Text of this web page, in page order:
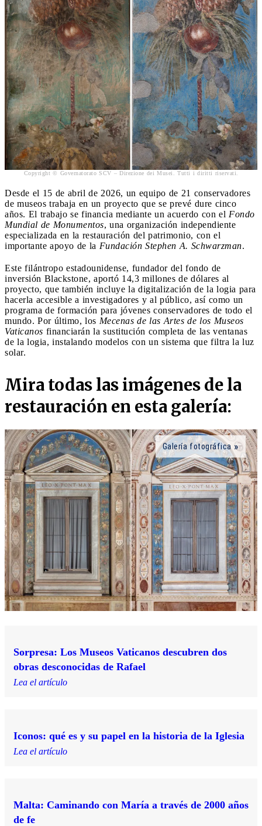
Copyright © Governatorato SCV – Direzione dei Musei. Tutti i diritti riservati.
Desde el 15 de abril de 2026, un equipo de 21 conservadores
de museos trabaja en un proyecto que se prevé dure cinco
años. El trabajo se financia mediante un acuerdo con el Fondo
Mundial de Monumentos, una organización independiente
especializada en la restauración del patrimonio, con el
importante apoyo de la Fundación Stephen A. Schwarzman.
Este filántropo estadounidense, fundador del fondo de
inversión Blackstone, aportó 14,3 millones de dólares al
proyecto, que también incluye la digitalización de la logia para
hacerla accesible a investigadores y al público, así como un
programa de formación para jóvenes conservadores de todo el
mundo. Por último, los Mecenas de las Artes de los Museos
Vaticanos financiarán la sustitución completa de las ventanas
de la logia, instalando modelos con un sistema que filtra la luz
solar.
Mira todas las imágenes de la
restauración en esta galería:
Galería fotográfica
Sorpresa: Los Museos Vaticanos descubren dos
obras desconocidas de Rafael
Lea el artículo
Iconos: qué es y su papel en la historia de la Iglesia
Lea el artículo
Malta: Caminando con María a través de 2000 años
de fe